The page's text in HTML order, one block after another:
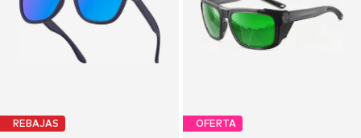
REBAJAS OFERTA